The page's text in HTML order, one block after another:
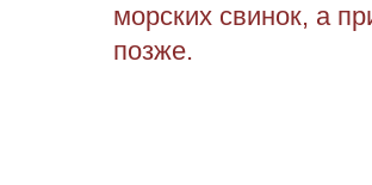
морских свинок, а
позже.